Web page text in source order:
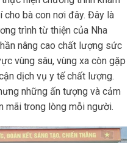
cho bà con nơi đây. Đây là
trình từ thiện của Nha
nâng cao chất lượng sức
vùng sâu, vùng xa còn gặp
dịch vụ y tế chất lượng.
những ấn tượng và cảm
mãi trong lòng mỗi người.